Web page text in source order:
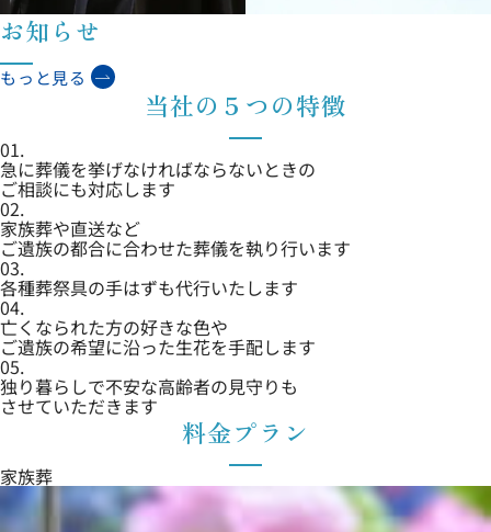
お知らせ
もっと見る
当社の５つの特徴
01.
急に葬儀を挙げなければならないときの
ご相談にも対応します
02.
家族葬や直送など
ご遺族の都合に合わせた葬儀を執り行います
03.
各種葬祭具の手はずも代行いたします
04.
亡くなられた方の好きな色や
ご遺族の希望に沿った生花を手配します
05.
独り暮らしで不安な高齢者の見守りも
させていただきます
料金プラン
家族葬